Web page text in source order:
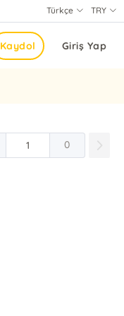
TRY
Türkçe
Giriş Yap
Kaydol
0